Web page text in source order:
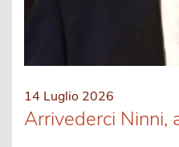
14 Luglio 2026
Arrivederci Ninni,